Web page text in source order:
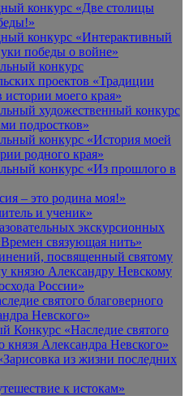
конкурс «Две столицы
конкурс «Интерактивный
победы о войне»
конкурс
проектов «Традиции
истории моего края»
художественный конкурс
подростков»
конкурс «История моей
родного края»
конкурс «Из прошлого в
– это родина моя!»
и ученик»
экскурсионных
связующая нить»
посвященный святому
князю Александру Невскому
России»
святого благоверного
Невского»
Конкурс «Наследие святого
князя Александра Невского»
из жизни последних
к истокам»